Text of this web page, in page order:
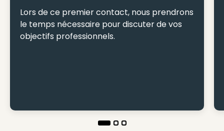
Lors de ce premier contact, nous prendrons
le temps nécessaire pour discuter de vos
objectifs professionnels.